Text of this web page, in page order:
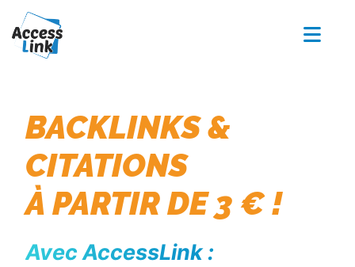
BACKLINKS &
CITATIONS
À PARTIR DE 3 € !
Avec AccessLink :